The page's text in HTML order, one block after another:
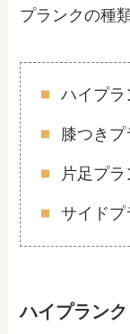
プランクの種
ハイプラ
膝つきプ
片足プラ
サイドプ
ハイプランク